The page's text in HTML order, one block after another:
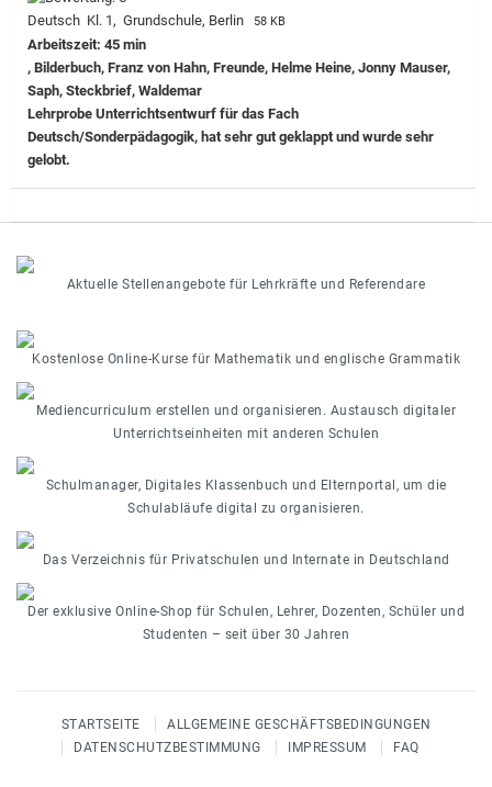
Deutsch Kl. 1, Grundschule, Berlin 58 KB
Arbeitszeit: 45 min
, Bilderbuch, Franz von Hahn, Freunde, Helme Heine, Jonny Mauser,
Saph, Steckbrief, Waldemar
Lehrprobe Unterrichtsentwurf für das Fach
Deutsch/Sonderpädagogik, hat sehr gut geklappt und wurde sehr
gelobt.
Aktuelle Stellenangebote für Lehrkräfte und Referendare
Kostenlose Online-Kurse für Mathematik und englische Grammatik
Mediencurriculum erstellen und organisieren. Austausch digitaler
Unterrichtseinheiten mit anderen Schulen
Schulmanager, Digitales Klassenbuch und Elternportal, um die
Schulabläufe digital zu organisieren.
Das Verzeichnis für Privatschulen und Internate in Deutschland
Der exklusive Online-Shop für Schulen, Lehrer, Dozenten, Schüler und
Studenten – seit über 30 Jahren
STARTSEITE
ALLGEMEINE GESCHÄFTSBEDINGUNGEN
DATENSCHUTZBESTIMMUNG
IMPRESSUM FAQ